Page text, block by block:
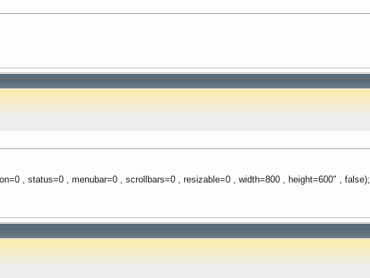
, status=0 , menubar=0 , scrollbars=0 , resizable=0 , width=800 , height=600" , false);